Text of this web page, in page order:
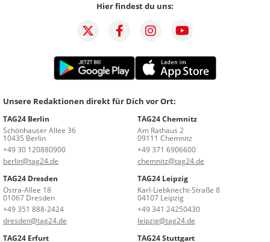
Hier findest du uns:
Unsere Redaktionen direkt für Dich vor Ort:
TAG24 Berlin
Schönhauser Allee 36
10435 Berlin
+49 30 120880900
berlin@tag24.de
TAG24 Chemnitz
Am Rathaus 2
09111 Chemnitz
+49 371 6906600
chemnitz@tag24.de
TAG24 Dresden
Ostra-Allee 18
01067 Dresden
+49 351 888-2424
dresden@tag24.de
TAG24 Leipzig
Karl-Liebknecht-Straße 8
04107 Leipzig
+49 341 24250430
leipzig@tag24.de
TAG24 Erfurt
TAG24 Stuttgart